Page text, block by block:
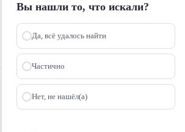
Вы нашли то, что искали?
Да, всё удалось найти
Частично
Нет, не нашёл(а)